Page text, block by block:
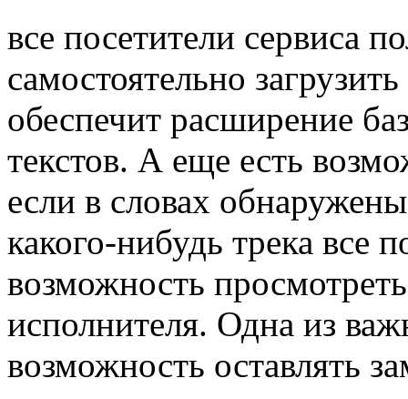
все посетители сервиса
самостоятельно
обеспечит расширение
текстов. А еще есть
если в словах
какого-нибудь трека все
возможность
исполнителя. Одна из
возможность оставлять